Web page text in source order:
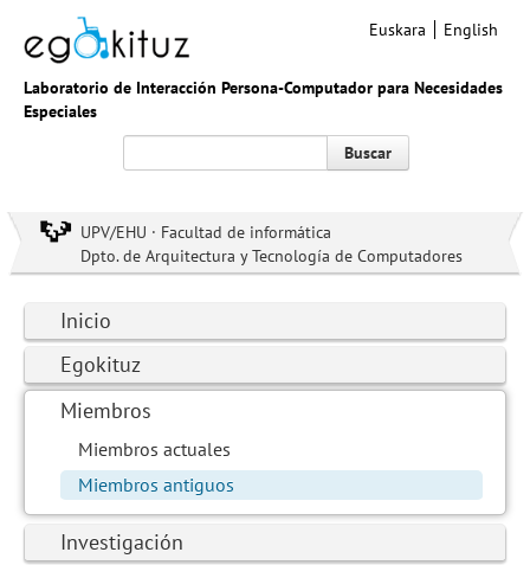
Laboratorio de Interacción Persona-Computador para Necesidades
Especiales
Euskara English
Buscar
UPV/EHU · Facultad de informática
Dpto. de Arquitectura y Tecnología de Computadores
Inicio
Egokituz
Miembros
Miembros actuales
Miembros antiguos
Investigación